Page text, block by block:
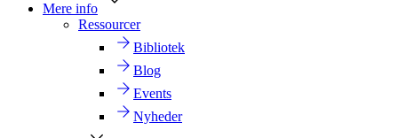
Mere info
Ressourcer
Bibliotek
Blog
Events
Nyheder